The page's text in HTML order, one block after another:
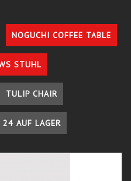
NOGUCHI COFFEE TABLE
STUHL
TULIP CHAIR
24 AUF LAGER